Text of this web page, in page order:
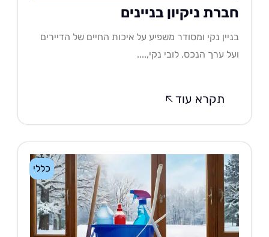
ניקיון בניינים
נקי ומסודר משפיע על איכות החיים של הדיירים
ערך הנכס. לובי נקי,....
תקרא עוד
כללי